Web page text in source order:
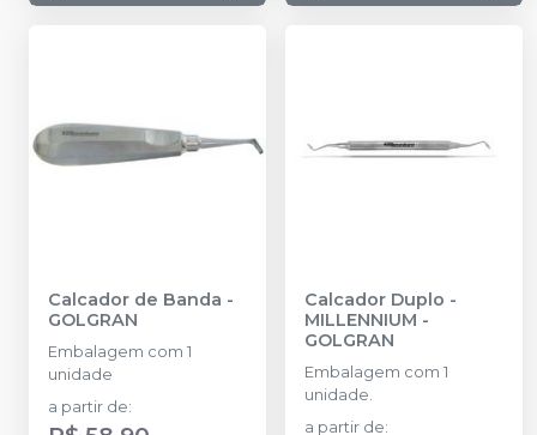
Calcador de Banda -
GOLGRAN
Embalagem com 1
unidade
a partir de:
Calcador Duplo -
MILLENNIUM -
GOLGRAN
Embalagem com 1
unidade.
a partir de: